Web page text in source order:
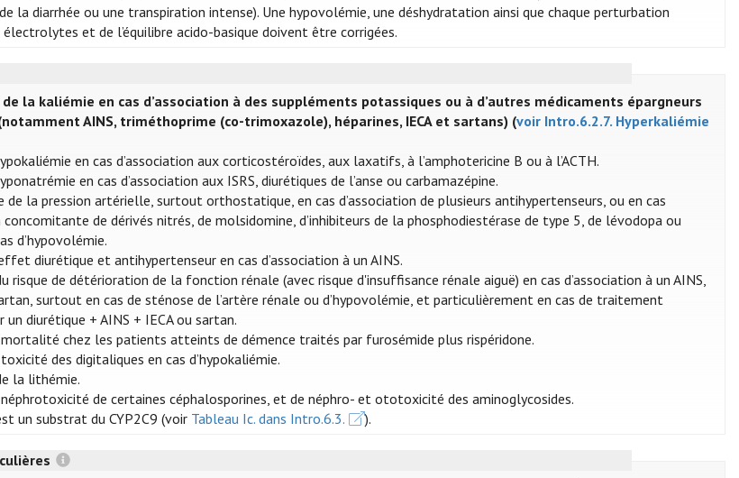
la diarrhée ou une transpiration intense). Une hypovolémie, une déshydratation ainsi que chaque perturbation
et de l’équilibre acido-basique doivent être corrigées.
la kaliémie en cas d’association à des suppléments potassiques ou à d’autres médicaments épargneurs
AINS, triméthoprime (co-trimoxazole), héparines, IECA et sartans) (voir Intro.6.2.7. Hyperkaliémie
en cas d’association aux corticostéroïdes, aux laxatifs, à l’amphotericine B ou à l’ACTH.
en cas d’association aux ISRS, diurétiques de l’anse ou carbamazépine.
de la pression artérielle, surtout orthostatique, en cas d’association de plusieurs antihypertenseurs, ou en cas
concomitante de dérivés nitrés, de molsidomine, d’inhibiteurs de la phosphodiestérase de type 5, de lévodopa ou
d’hypovolémie.
diurétique et antihypertenseur en cas d’association à un AINS.
risque de détérioration de la fonction rénale (avec risque d'insuffisance rénale aiguë) en cas d’association à un AINS,
surtout en cas de sténose de l’artère rénale ou d’hypovolémie, et particulièrement en cas de traitement
diurétique + AINS + IECA ou sartan.
mortalité chez les patients atteints de démence traités par furosémide plus rispéridone.
des digitaliques en cas d’hypokaliémie.
la lithémie.
néphrotoxicité de certaines céphalosporines, et de néphro- et ototoxicité des aminoglycosides.
un substrat du CYP2C9 (voir Tableau Ic. dans Intro.6.3. ).